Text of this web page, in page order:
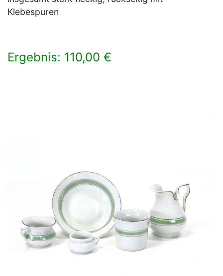
Klebespuren
Ergebnis: 110,00 €